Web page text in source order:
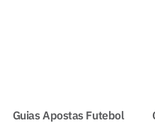
Guias Apostas Futebol